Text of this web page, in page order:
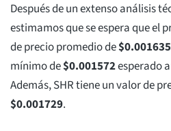
Después de un extenso análisis
estimamos que se espera que el
de precio promedio de$0.001635
mínimo de$0.001572esperado
Además, SHR tiene un valor de
$0.001729.